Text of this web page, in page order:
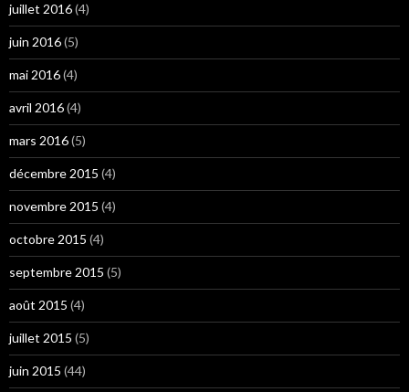
juillet 2016(4)
juin 2016(5)
mai 2016(4)
avril 2016(4)
mars 2016(5)
décembre 2015 (4)
novembre 2015 (4)
octobre 2015 (4)
septembre 2015 (5)
août 2015 (4)
juillet 2015 (5)
juin 2015 (44)